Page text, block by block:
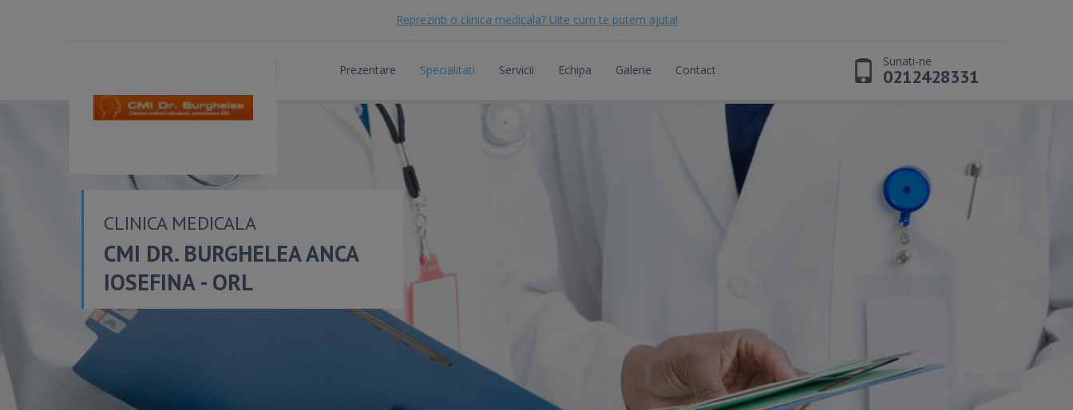
Reprezinti o clinica medicala? Uite cum te putem ajuta!
Prezentare Specialitati Servicii Echipa Galerie Contact
Sunati-ne
0212428331
CLINICA MEDICALA
CMI DR. BURGHELEA ANCA
IOSEFINA - ORL